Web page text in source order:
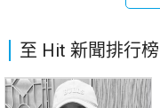
至 Hit 新聞排行榜